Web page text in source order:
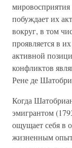
побуждает их
вокруг, в том
проявляется в
активной
конфликтов
Рене де
Когда
эмигрантом
ощущает себя в
жизненным